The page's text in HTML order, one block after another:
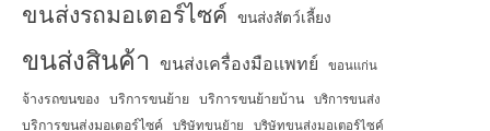
ขนส่งรถมอเตอร์ไซค์ ขนส่งสัตว์เลี้ยง
ขนส่งสินค้า ขนส่งเครื่องมือแพทย์ ขอนแก่น
จ้างรถขนของ บริการขนย้าย บริการขนย้ายบ้าน บริการขนส่ง
บริการขนส่งมอเตอร์ไซค์ บริษัทขนย้าย บริษัทขนส่งมอเตอร์ไซค์